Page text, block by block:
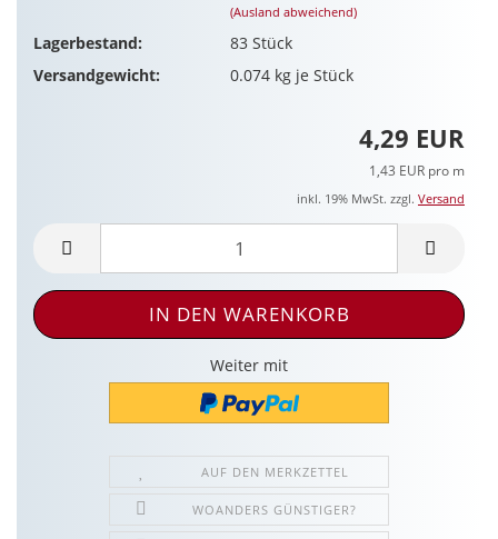
(Ausland abweichend)
Lagerbestand: 83 Stück
Versandgewicht:
0.074kg je Stück
4,29 EUR
1,43 EUR pro m
inkl. 19% MwSt. zzgl. Versand
Weiter mit
AUF DEN MERKZETTEL
WOANDERS GÜNSTIGER?